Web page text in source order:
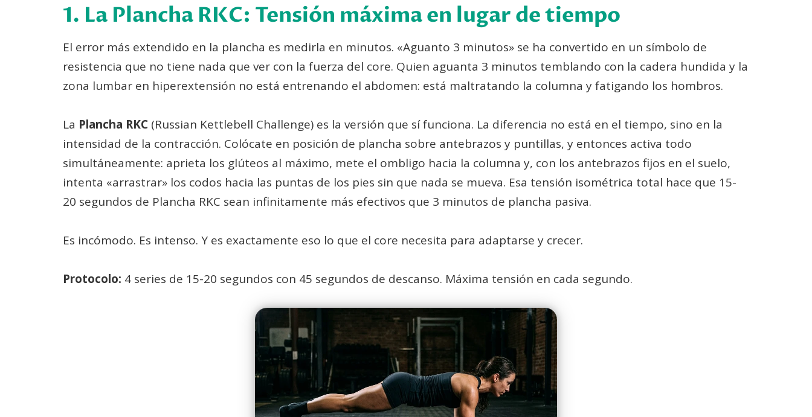
1. La Plancha RKC: Tensión máxima en lugar de tiempo
El error más extendido en la plancha es medirla en minutos. «Aguanto 3 minutos» se ha convertido en un símbolo de
resistencia que no tiene nada que ver con la fuerza del core. Quien aguanta 3 minutos temblando con la cadera hundida y la
zona lumbar en hiperextensión no está entrenando el abdomen: está maltratando la columna y fatigando los hombros.
La Plancha RKC (Russian Kettlebell Challenge) es la versión que sí funciona. La diferencia no está en el tiempo, sino en la
intensidad de la contracción. Colócate en posición de plancha sobre antebrazos y puntillas, y entonces activa todo
simultáneamente: aprieta los glúteos al máximo, mete el ombligo hacia la columna y, con los antebrazos fijos en el suelo,
intenta «arrastrar» los codos hacia las puntas de los pies sin que nada se mueva. Esa tensión isométrica total hace que 15-
20 segundos de Plancha RKC sean infinitamente más efectivos que 3 minutos de plancha pasiva.
Es incómodo. Es intenso. Y es exactamente eso lo que el core necesita para adaptarse y crecer.
Protocolo: 4 series de 15-20 segundos con 45 segundos de descanso. Máxima tensión en cada segundo.